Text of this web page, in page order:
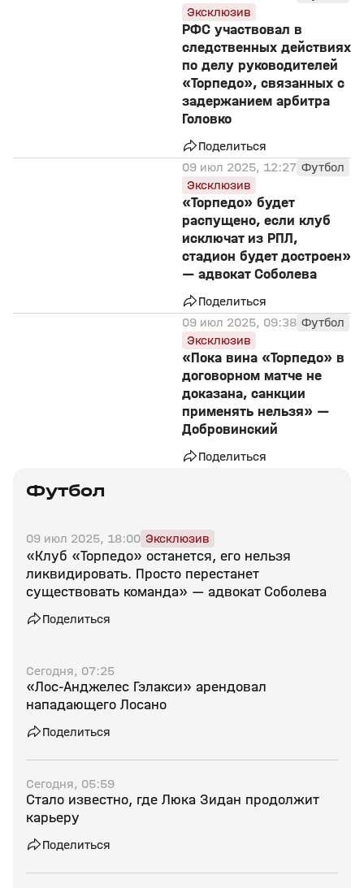
Эксклюзив
РФС участвовал в
следственных действиях
по делу руководителей
«Торпедо», связанных с
задержанием арбитра
Головко
Поделиться
09 июл 2025, 12:27 Футбол
Эксклюзив
«Торпедо» будет
распущено, если клуб
исключат из РПЛ,
стадион будет достроен»
— адвокат Соболева
Поделиться
09 июл 2025, 09:38 Футбол
Эксклюзив
«Пока вина «Торпедо» в
договорном матче не
доказана, санкции
применять нельзя» —
Добровинский
Поделиться
Футбол
09 июл 2025, 18:00 Эксклюзив
«Клуб «Торпедо» останется, его нельзя
ликвидировать. Просто перестанет
существовать команда» — адвокат Соболева
Поделиться
Сегодня, 07:25
«Лос‑Анджелес Гэлакси» арендовал
нападающего Лосано
Поделиться
Сегодня, 05:59
Стало известно, где Люка Зидан продолжит
карьеру
Поделиться